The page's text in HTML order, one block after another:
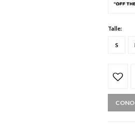
Talle:
S